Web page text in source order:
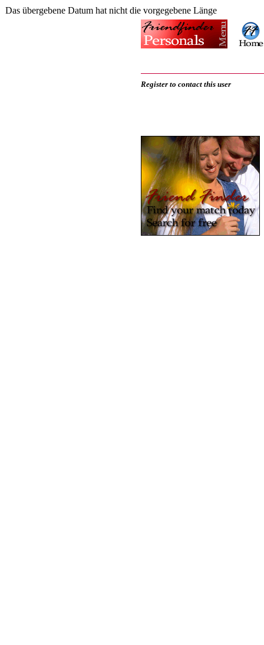
Das übergebene Datum hat nicht die vorgegebene Länge
Register to contact this user